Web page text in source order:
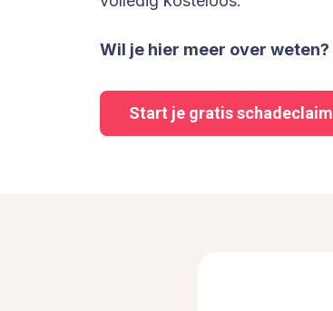
Wil je hier meer over weten?
Start je gratis schadeclaim